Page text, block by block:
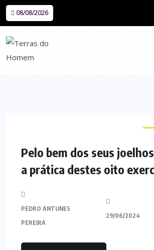
08/08/2026
Pelo bem dos seus
a prática destes oito
PEDRO ANTUNES
PEREIRA
29/06/2024